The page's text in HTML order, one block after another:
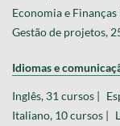
Economia e
Gestão de projetos,
Idiomas e
Inglês, 31 cursos |
Italiano, 10 cursos |